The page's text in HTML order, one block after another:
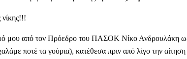
νίκης!!!
μου από τον Πρόεδρο του ΠΑΣΟΚ Νίκο Ανδρουλάκη
ποτέ τα γούρια), κατέθεσα πριν από λίγο την